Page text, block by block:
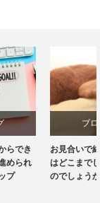
お見合いで結婚後の話
はどこまでしたらいい
のでしょうか？